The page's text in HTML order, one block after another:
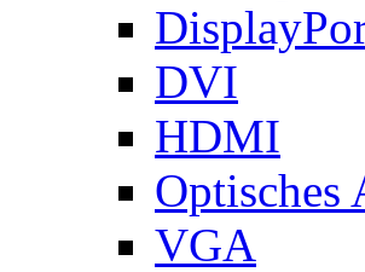
DVI
HDMI
Optisches
VGA